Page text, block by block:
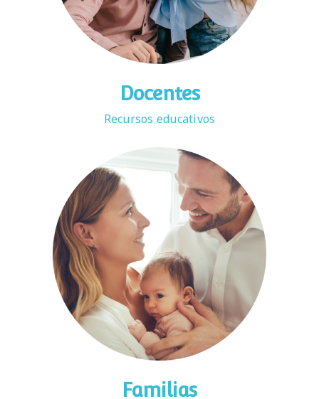
Docentes
Recursos educativos
Familias